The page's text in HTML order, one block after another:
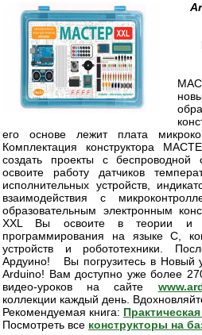
его основе лежит плата
Комплектация конструктора
создать проекты с
освоите работу датчиков
исполнительных устройств,
взаимодействия с
образовательным электронным
XXL Вы освоите в теории и
программирования на языке С,
устройств и робототехники.
Ардуино! Вы погрузитесь в Новый
Arduino! Вам доступно уже более
видео-уроков на сайте
коллекции каждый день.
Рекомендуемая книга:
Посмотреть все конструкторы на